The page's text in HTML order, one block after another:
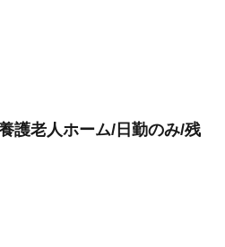
護老人ホーム/日勤のみ/残